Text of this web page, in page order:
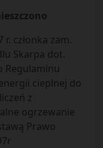
członka zam.
Skarpa dot.
Regulaminu
cieplnej do
z
ogrzewanie
Prawo